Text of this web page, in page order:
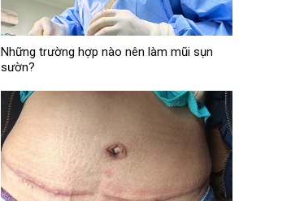
Những trường hợp nào nên làm mũi sụn
sườn?